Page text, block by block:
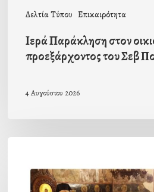
Δελτία Τύπου Επικαιρότητα
Ιερά Παράκληση στον
προεξάρχοντος του Σεβ
4 Αυγούστου 2026
πρώτη
Παράκληση